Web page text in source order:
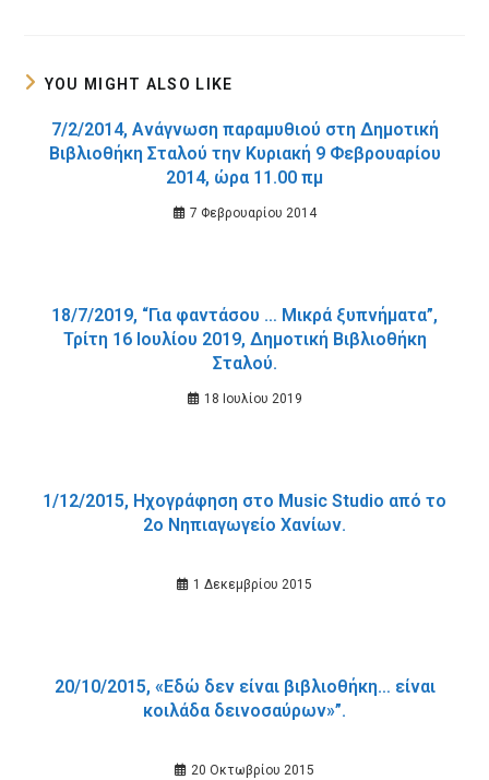
YOU MIGHT ALSO LIKE
7/2/2014, Ανάγνωση παραμυθιού στη Δημοτική
Βιβλιοθήκη Σταλού την Κυριακή 9 Φεβρουαρίου
2014, ώρα 11.00 πμ
7 Φεβρουαρίου 2014
18/7/2019, “Για φαντάσου … Μικρά ξυπνήματα”,
Τρίτη 16 Ιουλίου 2019, Δημοτική Βιβλιοθήκη
Σταλού.
18 Ιουλίου 2019
1/12/2015, Ηχογράφηση στο Music Studio από το
2ο Νηπιαγωγείο Χανίων.
1 Δεκεμβρίου 2015
20/10/2015, «Εδώ δεν είναι βιβλιοθήκη… είναι
κοιλάδα δεινοσαύρων»”.
20 Οκτωβρίου 2015